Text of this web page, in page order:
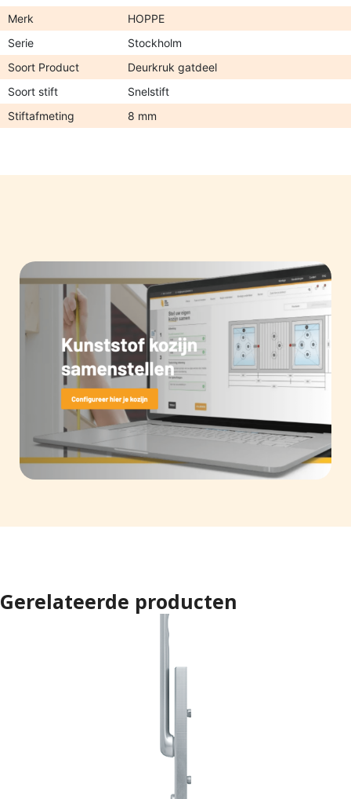
Merk
HOPPE
Serie
Stockholm
Soort Product
Deurkruk gatdeel
Soort stift
Snelstift
Stiftafmeting
8 mm
Gerelateerde producten